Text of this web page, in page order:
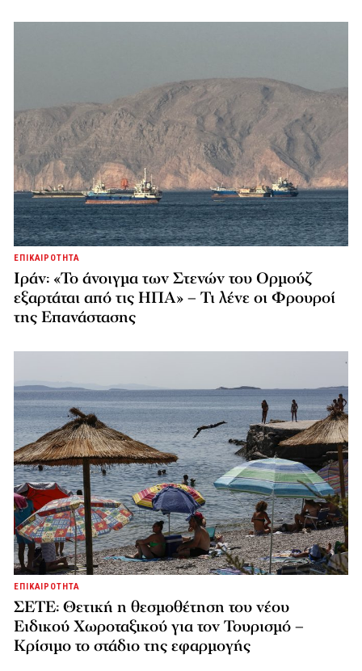
ΕΠΙΚΑΙΡΟΤΗΤΑ
Ιράν: «Το άνοιγμα των Στενών του Ορμούζ
εξαρτάται από τις ΗΠΑ» – Τι λένε οι Φρουροί
της Επανάστασης
ΕΠΙΚΑΙΡΟΤΗΤΑ
ΣΕΤΕ: Θετική η θεσμοθέτηση του νέου
Ειδικού Χωροταξικού για τον Τουρισμό –
Κρίσιμο το στάδιο της εφαρμογής